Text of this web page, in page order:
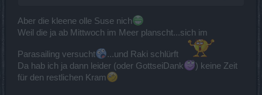
Aber die kleene olle Suse nich
Weil die ja ab Mittwoch im Meer planscht...sich im
Parasailing versucht
...und Raki schlürft
Da hab ich ja dann leider (oder GottseiDank
) keine Zeit
für den restlichen Kram